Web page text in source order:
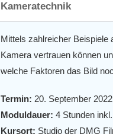
Kameratechnik
Mittels zahlreicher Beispiele
Kamera vertrauen können
welche Faktoren das Bild
Termin: 20. September 2022
Moduldauer: 4 Stunden
Kursort: Studio der DMG